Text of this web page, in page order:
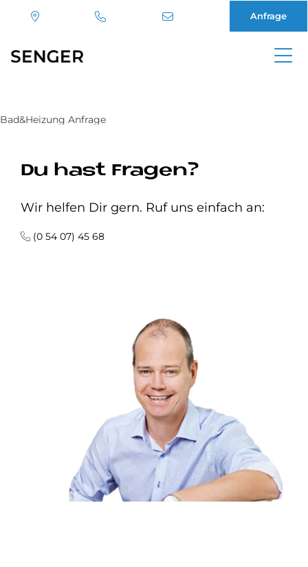
Anfrage
Bad&Heizung Anfrage
Du hast Fragen?
Wir helfen Dir gern. Ruf uns einfach an:
(0 54 07) 45 68